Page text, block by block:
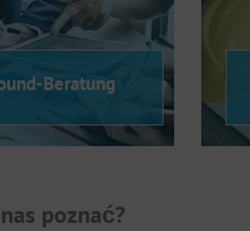
Beratung
poznać?